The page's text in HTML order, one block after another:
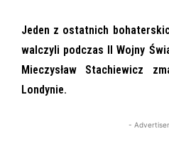
Jeden z ostatnich
walczyli podczas II Wojny
Mieczysław Stachiewicz
Londynie.
-